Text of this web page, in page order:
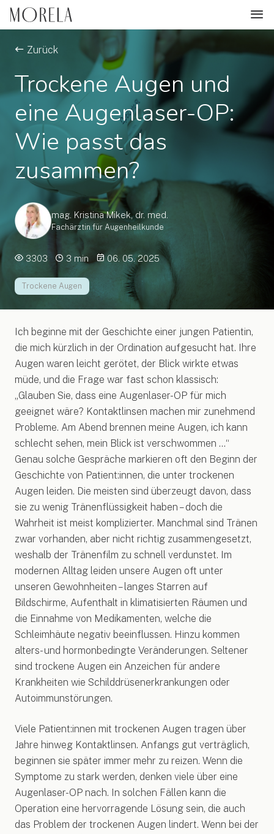
Zurück
Trockene Augen und
eine Augenlaser-OP:
Wie passt das
zusammen?
mag. Kristina Mikek, dr. med.
Fachärztin für Augenheilkunde
3303 3 min 06. 05. 2025
Trockene Augen
Ich beginne mit der Geschichte einer jungen Patientin,
die mich kürzlich in der Ordination aufgesucht hat. Ihre
Augen waren leicht gerötet, der Blick wirkte etwas
müde, und die Frage war fast schon klassisch:
„Glauben Sie, dass eine Augenlaser-OP für mich
geeignet wäre? Kontaktlinsen machen mir zunehmend
Probleme. Am Abend brennen meine Augen, ich kann
schlecht sehen, mein Blick ist verschwommen ...“
Genau solche Gespräche markieren oft den Beginn der
Geschichte von Patient:innen, die unter trockenen
Augen leiden. Die meisten sind überzeugt davon, dass
sie zu wenig Tränenflüssigkeit haben – doch die
Wahrheit ist meist komplizierter. Manchmal sind Tränen
zwar vorhanden, aber nicht richtig zusammengesetzt,
weshalb der Tränenfilm zu schnell verdunstet. Im
modernen Alltag leiden unsere Augen oft unter
unseren Gewohnheiten – langes Starren auf
Bildschirme, Aufenthalt in klimatisierten Räumen und
die Einnahme von Medikamenten, welche die
Schleimhäute negativ beeinflussen. Hinzu kommen
alters- und hormonbedingte Veränderungen. Seltener
sind trockene Augen ein Anzeichen für andere
Krankheiten wie Schilddrüsenerkrankungen oder
Autoimmunstörungen.
Viele Patient:innen mit trockenen Augen tragen über
Jahre hinweg Kontaktlinsen. Anfangs gut verträglich,
beginnen sie später immer mehr zu reizen. Wenn die
Symptome zu stark werden, denken viele über eine
Augenlaser-OP nach. In solchen Fällen kann die
Operation eine hervorragende Lösung sein, die auch
das Problem der trockenen Augen lindert. Wenn bei der